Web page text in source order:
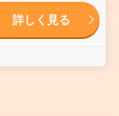
詳しく見る